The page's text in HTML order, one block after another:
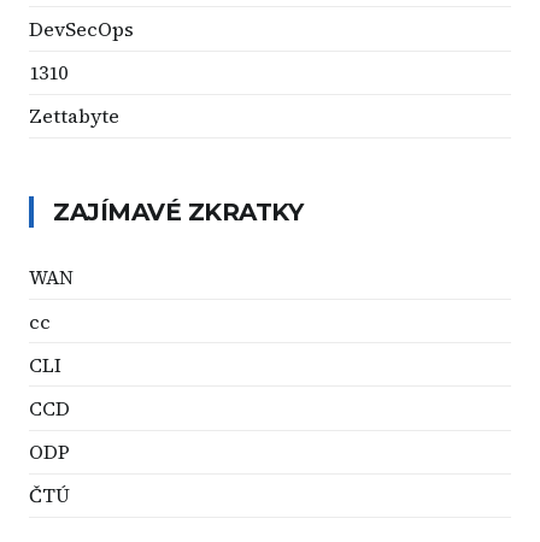
DevSecOps
1310
Zettabyte
ZAJÍMAVÉ ZKRATKY
WAN
cc
CLI
CCD
ODP
ČTÚ